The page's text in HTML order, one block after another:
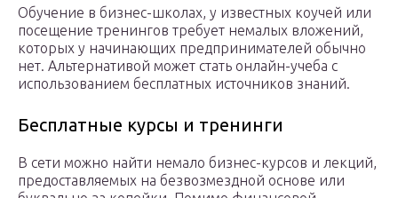
Обучение в бизнес-школах, у известных коучей или
посещение тренингов требует немалых вложений,
которых у начинающих предпринимателей обычно
нет. Альтернативой может стать онлайн-учеба с
использованием бесплатных источников знаний.
Бесплатные курсы и тренинги
В сети можно найти немало бизнес-курсов и лекций,
предоставляемых на безвозмездной основе или